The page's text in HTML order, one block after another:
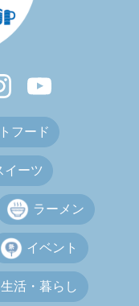
フード
イーツ
ラーメン
イベント
生活・暮らし